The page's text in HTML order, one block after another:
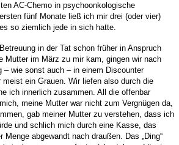
AC-Chemo in psychoonkologische
fünf Monate ließ ich mir drei (oder vier)
so ziemlich jede in sich hatte.
in der Tat schon früher in Anspruch
Mutter im März zu mir kam, gingen wir nach
– wie sonst auch – in einem Discounter
ein Grauen. Wir liefen also durch die
ich innerlich zusammen. All die offenbar
meine Mutter war nicht zum Vergnügen da,
gab meiner Mutter zu verstehen, dass ich
und schlich mich durch eine Kasse, das
abgewandt nach draußen. Das „Ding“